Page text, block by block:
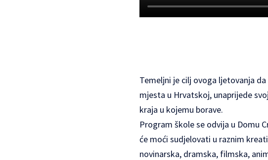
Temeljni je cilj ovoga ljetovanja
mjesta u Hrvatskoj, unaprijede
kraja u kojemu borave.
Program škole se odvija u Domu
će moći sudjelovati u raznim
novinarska, dramska, filmska,